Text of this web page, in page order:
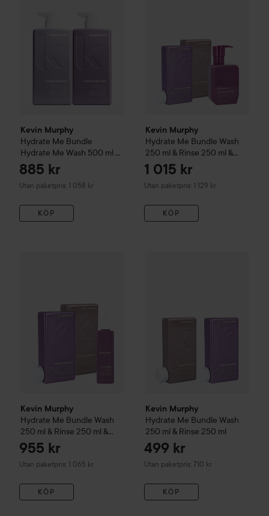
Kevin Murphy
Hydrate Me Bundle
Hydrate Me Wash 500 ml &
Rinse 500 ml
885 kr
Utan paketpris: 1 058 kr
KÖP
Kevin Murphy
Hydrate Me Bundle Wash
250 ml & Rinse 250 ml &
Masque 200 ml
1 015 kr
Utan paketpris: 1 129 kr
KÖP
Kevin Murphy
Hydrate Me Bundle Wash
250 ml & Rinse 250 ml &
Leave-in 150 ml
955 kr
Utan paketpris: 1 065 kr
KÖP
Kevin Murphy
Hydrate Me Bundle Wash
250 ml & Rinse 250 ml
499 kr
Utan paketpris: 710 kr
KÖP